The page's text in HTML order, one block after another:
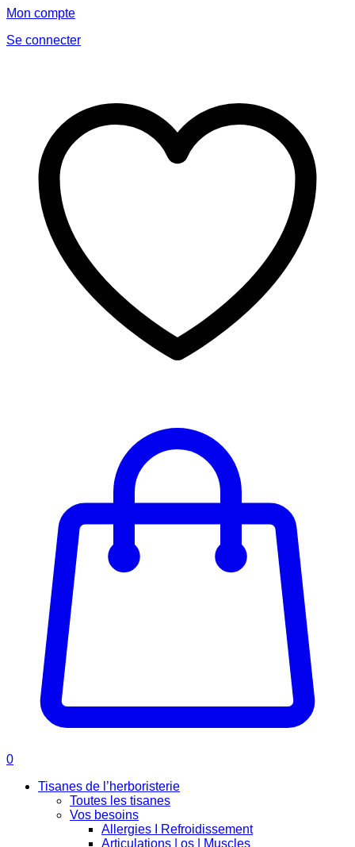
Mon compte
Se connecter
0
Tisanes de l’herboristerie
Toutes les tisanes
Vos besoins
Allergies I Refroidissement
Articulations | os | Muscles